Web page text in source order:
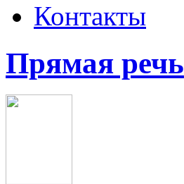
Контакты
Прямая речь